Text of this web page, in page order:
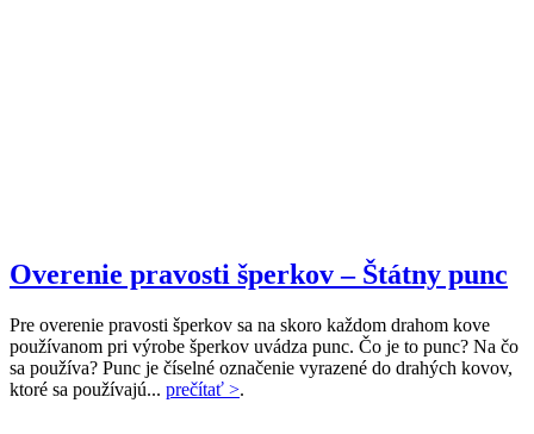
Overenie pravosti šperkov – Štátny punc
Pre overenie pravosti šperkov sa na skoro každom drahom kove
používanom pri výrobe šperkov uvádza punc. Čo je to punc? Na čo
sa používa? Punc je číselné označenie vyrazené do drahých kovov,
ktoré sa používajú... prečítať >.